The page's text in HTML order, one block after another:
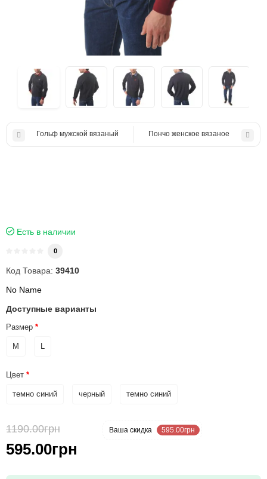
Гольф мужской вязаный Пончо женское вязаное
Есть в наличии
0
Код Товара: 39410
No Name
Доступные варианты
Размер
M L
Цвет
темно синий черный темно синий
1190.00грн Ваша cкидка 595.00грн
595.00грн